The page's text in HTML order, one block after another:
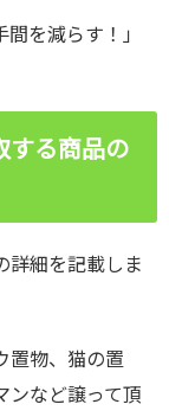
を減らす！」
する商品の
詳細を記載しま
置物、猫の置
ンなど譲って頂